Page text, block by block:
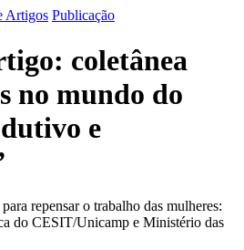
Artigos Publicação
coletânea
no mundo do
e
repensar o trabalho das mulheres:
do CESIT/Unicamp e Ministério das